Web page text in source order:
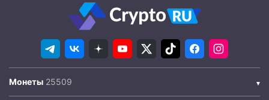
Монеты